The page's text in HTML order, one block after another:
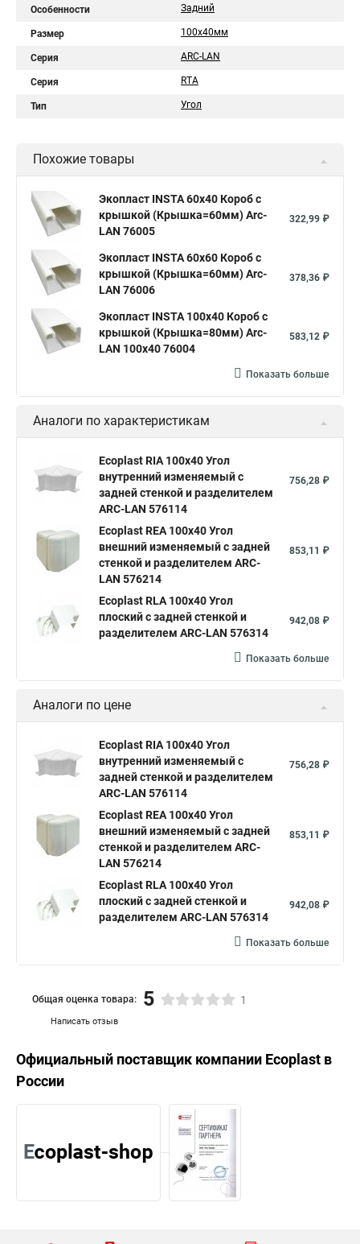
Особенности Задний
Размер 100х40мм
Серия ARC-LAN
Серия RTA
Тип Угол
Похожие товары
Экопласт INSTA 60х40 Короб с
крышкой (Крышка=60мм) Arc-
LAN 76005
322,99 ₽
Экопласт INSTA 60х60 Короб с
крышкой (Крышка=60мм) Arc-
LAN 76006
378,36 ₽
Экопласт INSTA 100x40 Короб с
крышкой (Крышка=80мм) Arc-
LAN 100x40 76004
583,12 ₽
Показать больше
Аналоги по характеристикам
Ecoplast RIA 100x40 Угол
внутренний изменяемый с
задней стенкой и разделителем
ARC-LAN 576114
756,28 ₽
Ecoplast REA 100х40 Угол
внешний изменяемый с задней
стенкой и разделителем ARC-
LAN 576214
853,11 ₽
Ecoplast RLA 100х40 Угол
плоский с задней стенкой и
разделителем ARC-LAN 576314
942,08 ₽
Показать больше
Аналоги по цене
Ecoplast RIA 100x40 Угол
внутренний изменяемый с
задней стенкой и разделителем
ARC-LAN 576114
756,28 ₽
Ecoplast REA 100х40 Угол
внешний изменяемый с задней
стенкой и разделителем ARC-
LAN 576214
853,11 ₽
Ecoplast RLA 100х40 Угол
плоский с задней стенкой и
разделителем ARC-LAN 576314
942,08 ₽
Показать больше
Написать отзыв
Общая оценка товара: 5 1
Официальный поставщик компании Ecoplast в
России